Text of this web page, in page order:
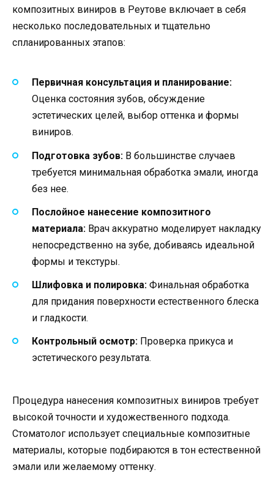
композитных виниров в Реутове включает в себя
несколько последовательных и тщательно
спланированных этапов:
Первичная консультация и планирование:
Оценка состояния зубов, обсуждение
эстетических целей, выбор оттенка и формы
виниров.
Подготовка зубов: В большинстве случаев
требуется минимальная обработка эмали, иногда
без нее.
Послойное нанесение композитного
материала: Врач аккуратно моделирует накладку
непосредственно на зубе, добиваясь идеальной
формы и текстуры.
Шлифовка и полировка: Финальная обработка
для придания поверхности естественного блеска
и гладкости.
Контрольный осмотр: Проверка прикуса и
эстетического результата.
Процедура нанесения композитных виниров требует
высокой точности и художественного подхода.
Стоматолог использует специальные композитные
материалы, которые подбираются в тон естественной
эмали или желаемому оттенку.